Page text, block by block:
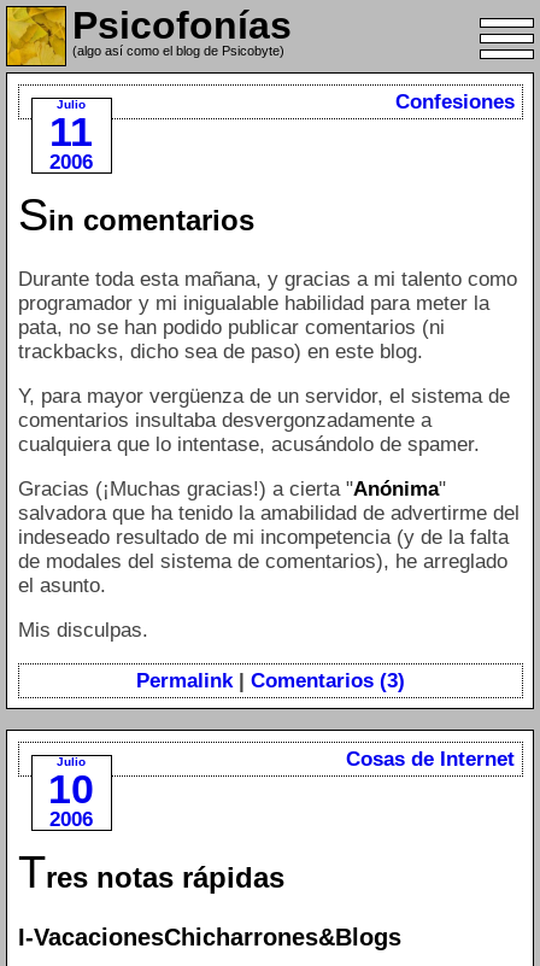
Psicofonías
(algo así como el blog de Psicobyte)
Julio
11
2006
Confesiones
Sin comentarios
Durante toda esta mañana, y gracias a mi talento como
programador y mi inigualable habilidad para meter la
pata, no se han podido publicar comentarios (ni
trackbacks, dicho sea de paso) en este blog.
Y, para mayor vergüenza de un servidor, el sistema de
comentarios insultaba desvergonzadamente a
cualquiera que lo intentase, acusándolo de spamer.
Gracias (¡Muchas gracias!) a cierta "Anónima"
salvadora que ha tenido la amabilidad de advertirme del
indeseado resultado de mi incompetencia (y de la falta
de modales del sistema de comentarios), he arreglado
el asunto.
Mis disculpas.
Permalink| Comentarios (3)
Julio
10
2006
Cosas de Internet
Tres notas rápidas
I-VacacionesChicharrones&Blogs